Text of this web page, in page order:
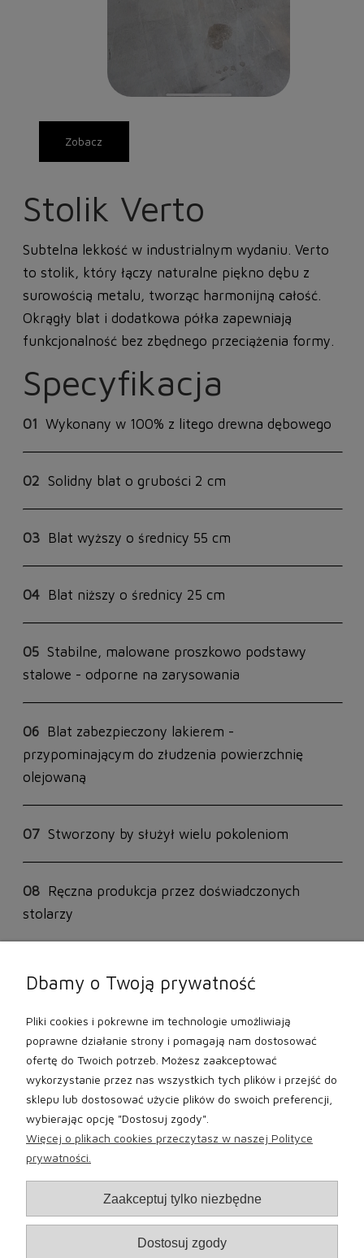
Zobacz
Stolik Verto
Subtelna lekkość w industrialnym wydaniu. Verto
to stolik, który łączy naturalne piękno dębu z
surowością metalu, tworząc harmonijną całość.
Okrągły blat i dodatkowa półka zapewniają
funkcjonalność bez zbędnego przeciążenia formy.
Specyfikacja
01 Wykonany w 100% z litego drewna dębowego
02 Solidny blat o grubości 2 cm
03 Blat wyższy o średnicy 55 cm
04 Blat niższy o średnicy 25 cm
05 Stabilne, malowane proszkowo podstawy
stalowe - odporne na zarysowania
06 Blat zabezpieczony lakierem -
przypominającym do złudzenia powierzchnię
olejowaną
07 Stworzony by służył wielu pokoleniom
08 Ręczna produkcja przez doświadczonych
stolarzy
drewna jest jak linie papilarne – każde drzewo ma
swój unikalny deseń. Dąb jest ponadto bardzo
solidny, odporny na uszkodzenia mechaniczne.
Nasze produkty zabezpieczamy matowym
lakierem dwuskładnikowym.
Moje konto
Informacje
Dbamy o Twoją prywatność
Pliki cookies i pokrewne im technologie umożliwiają
poprawne działanie strony i pomagają nam dostosować
ofertę do Twoich potrzeb. Możesz zaakceptować
wykorzystanie przez nas wszystkich tych plików i przejść do
sklepu lub dostosować użycie plików do swoich preferencji,
wybierając opcję "Dostosuj zgody".
Więcej o plikach cookies przeczytasz w naszej Polityce
prywatności.
Zaakceptuj tylko niezbędne
Dostosuj zgody